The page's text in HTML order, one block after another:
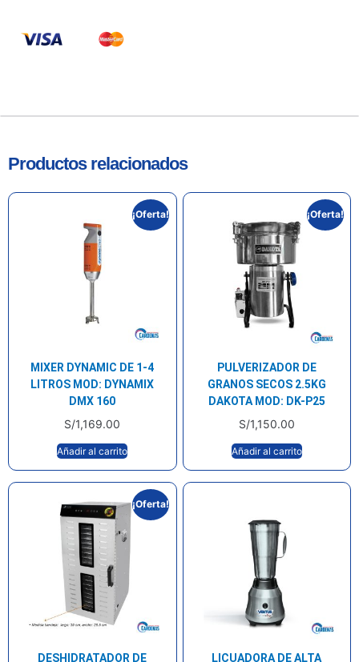
Productos relacionados
¡Oferta!
MIXER DYNAMIC DE 1-4
LITROS MOD: DYNAMIX
DMX 160
S/1,169.00
Añadir al carrito
¡Oferta!
PULVERIZADOR DE
GRANOS SECOS 2.5KG
DAKOTA MOD: DK-P25
S/1,150.00
Añadir al carrito
¡Oferta!
DESHIDRATADOR DE LICUADORA DE ALTA